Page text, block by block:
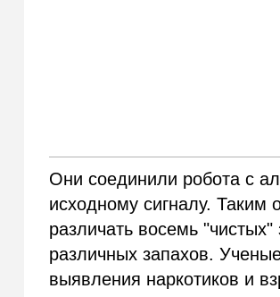
Они соединили робота с
исходному сигналу. Таким
различать восемь
различных запахов.
выявления наркотиков и